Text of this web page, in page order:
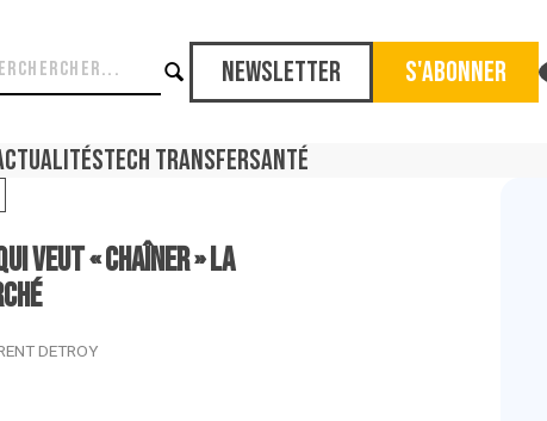
Newsletter S'abonner
Tech TransferSanté
veut « chaîner » la
DETROY